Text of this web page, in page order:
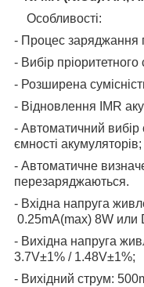
Особливості:
- Процес заряджання
- Вибір
- Розширена
- Відновлення IMR
- Автоматичний
ємності акумуляторів;
- Автоматичне
перезаряджаються.
- Вхідна напруга
0.25mA(max) 8W или
- Вихідна напруга
3.7V±1% / 1.48V±1%;
- Вихідний струм: